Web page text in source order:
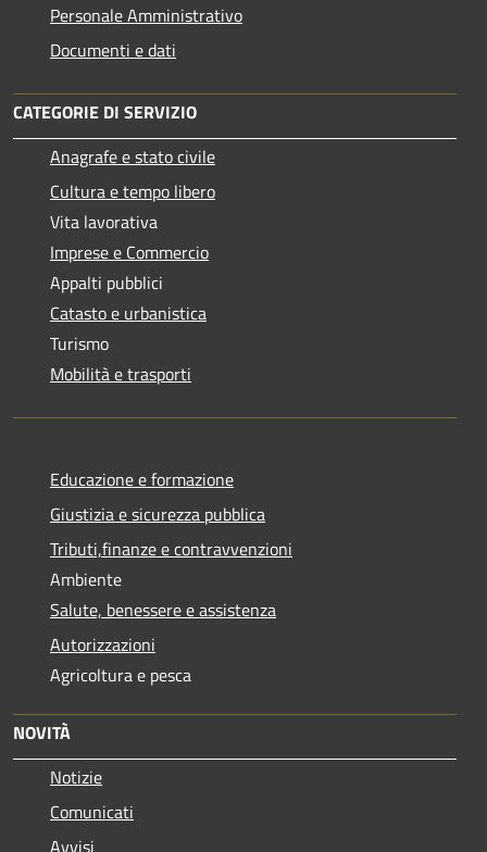
Personale Amministrativo
Documenti e dati
CATEGORIE DI SERVIZIO
Anagrafe e stato civile
Cultura e tempo libero
Vita lavorativa
Imprese e Commercio
Appalti pubblici
Catasto e urbanistica
Turismo
Mobilità e trasporti
Educazione e formazione
Giustizia e sicurezza pubblica
Tributi,finanze e contravvenzioni
Ambiente
Salute, benessere e assistenza
Autorizzazioni
Agricoltura e pesca
NOVITÀ
Notizie
Comunicati
Avvisi